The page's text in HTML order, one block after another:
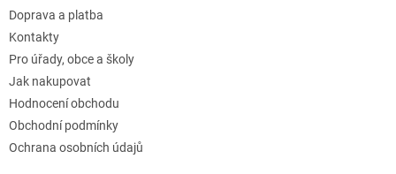
Doprava a platba
Kontakty
Pro úřady, obce a školy
Jak nakupovat
Hodnocení obchodu
Obchodní podmínky
Ochrana osobních údajů